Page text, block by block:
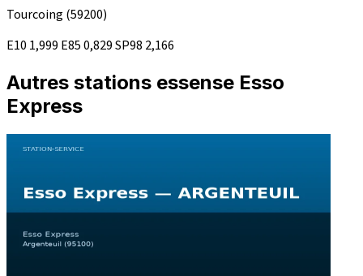
Tourcoing (59200)
E10 1,999 E850,829SP98 2,166
Autres stations essense Esso
Express